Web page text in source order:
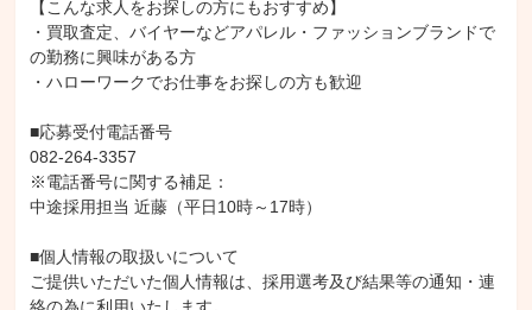
【こんな求人をお探しの方にもおすすめ】
・買取査定、バイヤーなどアパレル・ファッションブランドで
の勤務に興味がある方
・ハローワークでお仕事をお探しの方も歓迎
■応募受付電話番号
082-264-3357
※電話番号に関する補足：
中途採用担当 近藤（平日10時～17時）
■個人情報の取扱いについて
ご提供いただいた個人情報は、採用選考及び結果等の通知・連